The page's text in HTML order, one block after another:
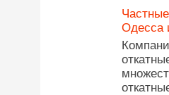
Одесса